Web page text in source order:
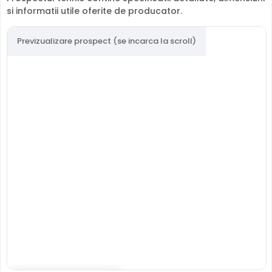
de 2.8 mm.
H.265+
publice sau cu risc de deteriorare intentionata.
si informatii utile oferite de producator.
Previzualizare prospect (se incarca la scroll)